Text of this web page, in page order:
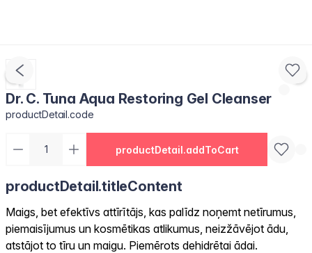
Dr. C. Tuna Aqua Restoring Gel Cleanser
productDetail.code
productDetail.addToCart
productDetail.titleContent
Maigs, bet efektīvs attīrītājs, kas palīdz noņemt netīrumus,
piemaisījumus un kosmētikas atlikumus, neizžāvējot ādu,
atstājot to tīru un maigu. Piemērots dehidrētai ādai.